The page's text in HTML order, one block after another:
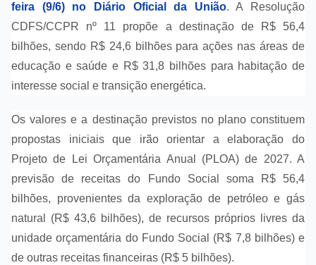
feira (9/6) no Diário Oficial da União. A Resolução
CDFS/CCPR nº 11 propõe a destinação de R$ 56,4
bilhões, sendo R$ 24,6 bilhões para ações nas áreas de
educação e saúde e R$ 31,8 bilhões para habitação de
interesse social e transição energética.
Os valores e a destinação previstos no plano constituem
propostas iniciais que irão orientar a elaboração do
Projeto de Lei Orçamentária Anual (PLOA) de 2027. A
previsão de receitas do Fundo Social soma R$ 56,4
bilhões, provenientes da exploração de petróleo e gás
natural (R$ 43,6 bilhões), de recursos próprios livres da
unidade orçamentária do Fundo Social (R$ 7,8 bilhões) e
de outras receitas financeiras (R$ 5 bilhões).